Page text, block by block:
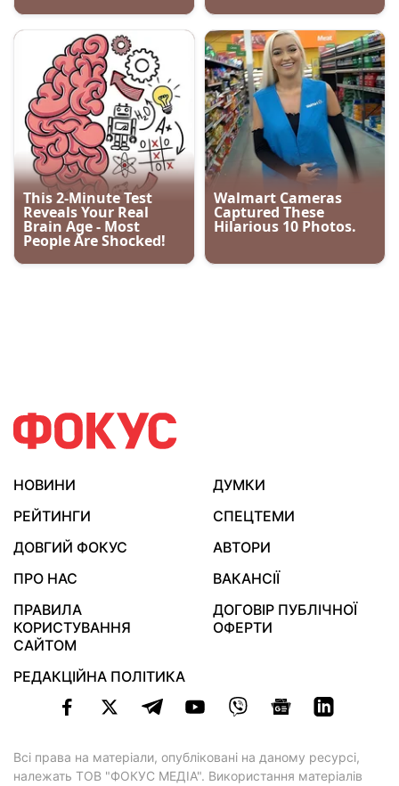
НОВИНИ
ДУМКИ
РЕЙТИНГИ
СПЕЦТЕМИ
ДОВГИЙ ФОКУС
АВТОРИ
ПРО НАС
ВАКАНСІЇ
ПРАВИЛА
КОРИСТУВАННЯ
САЙТОМ
ДОГОВІР ПУБЛІЧНОЇ
ОФЕРТИ
РЕДАКЦІЙНА ПОЛІТИКА
Всі права на матеріали, опубліковані на даному ресурсі,
належать ТОВ "ФОКУС МЕДІА". Використання матеріалів